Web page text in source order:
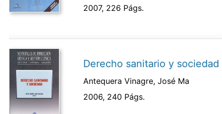
2007, 226 Págs.
Derecho sanitario y sociedad
Antequera Vinagre, José Ma
2006, 240 Págs.